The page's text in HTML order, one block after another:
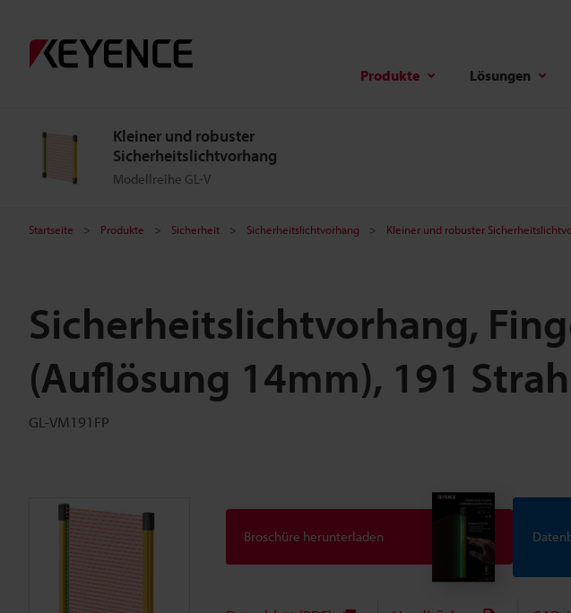
Produkte Lösungen
Kleiner und robuster
Sicherheitslichtvorhang
Modellreihe GL-V
Startseite Produkte Sicherheit Sicherheitslichtvorhang Kleiner und robuster
Sicherheitslichtvorhang,
(Auflösung 14mm), 191
GL-VM191FP
Broschüre herunterladen